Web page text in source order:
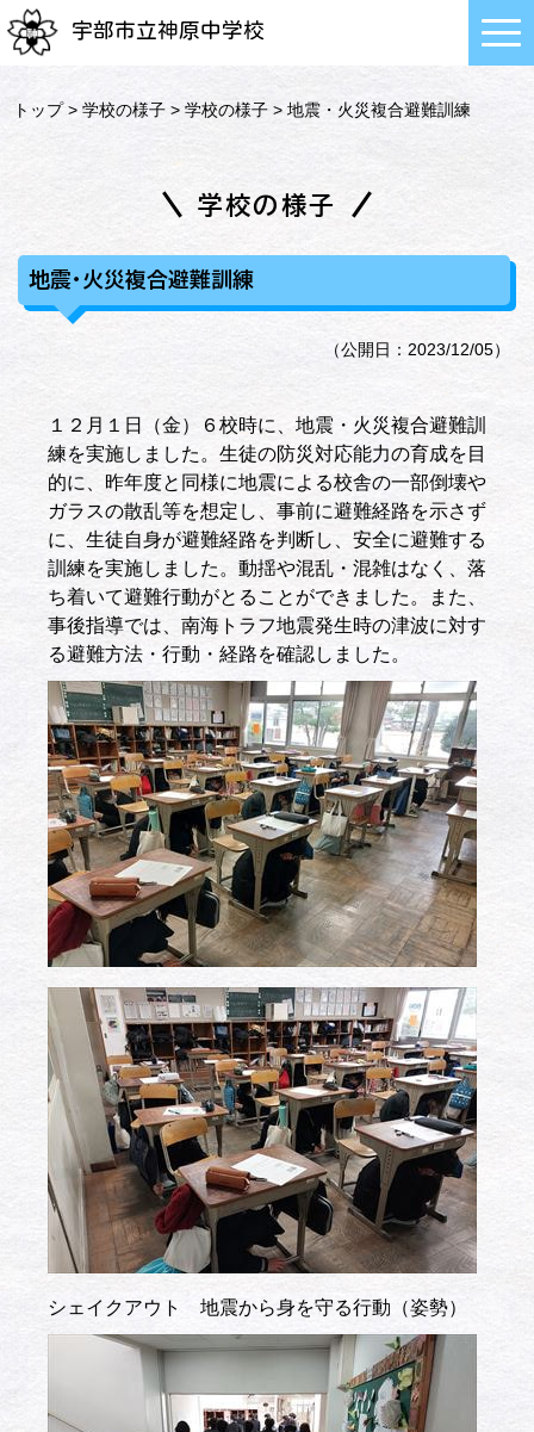
宇部市立神原中学校
トップ>学校の様子 >学校の様子 > 地震・火災複合避難訓練
学校の様子
地震・火災複合避難訓練
（公開日：2023/12/05）
１２月１日（金）６校時に、地震・火災複合避難訓
練を実施しました。生徒の防災対応能力の育成を目
的に、昨年度と同様に地震による校舎の一部倒壊や
ガラスの散乱等を想定し、事前に避難経路を示さず
に、生徒自身が避難経路を判断し、安全に避難する
訓練を実施しました。動揺や混乱・混雑はなく、落
ち着いて避難行動がとることができました。また、
事後指導では、南海トラフ地震発生時の津波に対す
る避難方法・行動・経路を確認しました。
シェイクアウト 地震から身を守る行動（姿勢）